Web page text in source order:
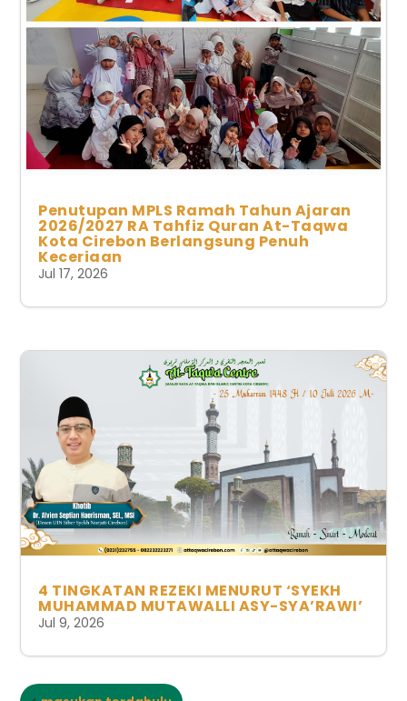
Penutupan MPLS Ramah Tahun Ajaran
2026/2027 RA Tahfiz Quran At-Taqwa
Kota Cirebon Berlangsung Penuh
Keceriaan
Jul 17, 2026
4 TINGKATAN REZEKI MENURUT ‘SYEKH
MUHAMMAD MUTAWALLI ASY-SYA’RAWI’
Jul 9, 2026